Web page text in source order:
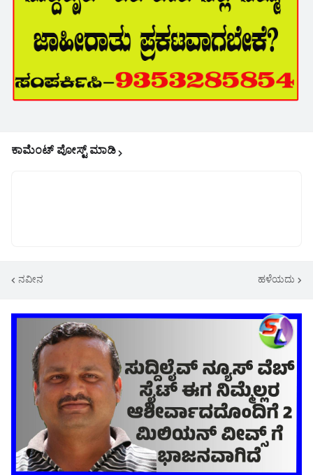
ಕಾಮೆಂಟ್‌‌ ಪೋಸ್ಟ್‌ ಮಾಡಿ
ನವೀನ ಹಳೆಯದು